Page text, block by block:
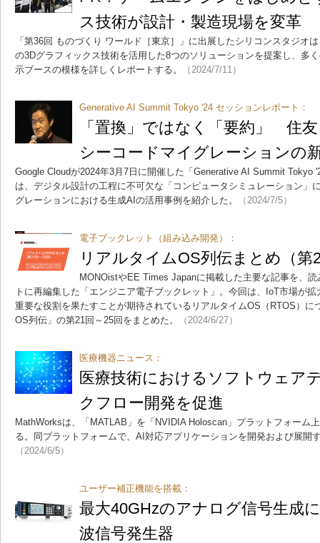
ス技術が設計・製造現場を変革
「第36回 ものづくり ワールド［東京］」に出展したシリコンスタジオ
の3Dグラフィックス技術を活用した8つのソリューションを提案し、多
示ブースの模様を詳しくレポートする。
（2024/7/11）
Generative AI Summit Tokyo '24 セッションレポート：
「置換」ではなく「要約」 住
シーコードマイグレーションの
Google Cloudが2024年3月7日に開催した「Generative AI Summit Tokyo
は、デジタル設計の工程に不可欠な「コンピュータシミュレーション」
グレーションにおける生成AIの活用事例を紹介した。
（2024/7/5）
電子ブックレット（組み込み開発）：
リアルタイムOS列伝まとめ（第
MONOistやEE Times Japanに掲載した主要な記事を、
トに再編集した「エンジニア電子ブックレット」。今回は、IoT市場が
重要な役割を果たすことが期待されているリアルタイムOS（RTOS）に
OS列伝」の第21回～25回をまとめた。
（2024/6/27）
医療機器ニュース：
医療技術におけるソフトウェア
クフロー開発を促進
MathWorksは、「MATLAB」を「NVIDIA Holoscan」プラットフォーム
る。同プラットフォームで、AI対応アプリケーションを開発および展開
（2024/6/5）
ユーザー補正機能を搭載：
最大40GHzのアナログ信号生成
波信号発生器